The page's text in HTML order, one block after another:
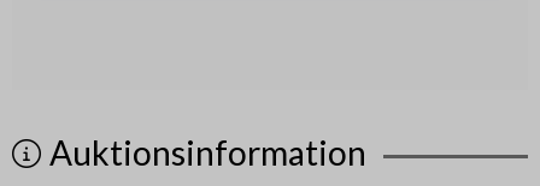
Auktionsinformation